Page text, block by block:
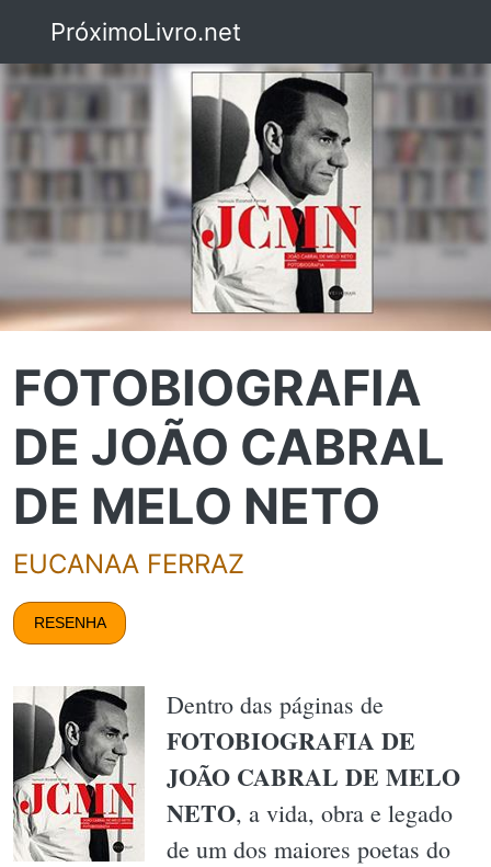
PróximoLivro.net
FOTOBIOGRAFIA
DE JOÃO CABRAL
DE MELO NETO
EUCANAA FERRAZ
RESENHA
Dentro das páginas de
FOTOBIOGRAFIA DE
JOÃO CABRAL DE MELO
NETO, a vida, obra e legado
de um dos maiores poetas do